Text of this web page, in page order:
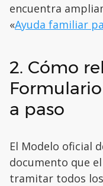
encuentra
«Ayuda familiar
2. Cómo
a paso
El Modelo oficial
documento que
tramitar todos